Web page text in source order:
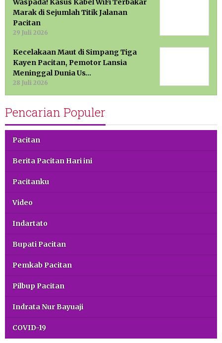
Marak di Sejumlah Titik Jalanan
Pacitan
29 Juli 2026
Kecelakaan Maut di Simpang Tiga
Kayen Pacitan, Pemotor Lansia
Meninggal Dunia Us…
28 Juli 2026
Pencarian Populer
Pacitan
Berita Pacitan Hari ini
Pacitanku
Video
Indartato
Bupati Pacitan
Pemkab Pacitan
Pilbup Pacitan
Indrata Nur Bayuaji
COVID-19